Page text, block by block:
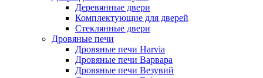
Деревянные двери
Комплектующие для дверей
Стеклянные двери
Дровяные печи
Дровяные печи Harvia
Дровяные печи Варвара
Дровяные печи Везувий